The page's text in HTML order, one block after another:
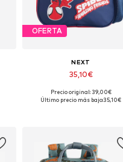
OFERTA
NEXT
35,10€
Tallas disponibles: One Size
Precio original: 39,00€
Último precio más bajo:35,10€